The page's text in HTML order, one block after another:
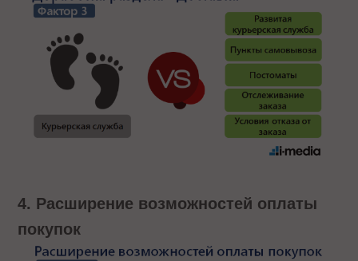
4. Расширение возможностей оплаты
покупок